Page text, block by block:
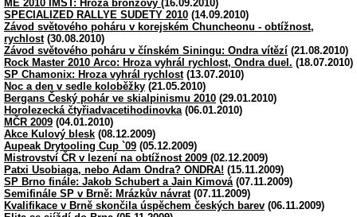
ME 2010 IMST: Hroza bronzový (16.09.2010)
SPECIALIZED RALLYE SUDETY 2010 (14.09.2010)
Závod světového poháru v korejském Chuncheonu - obtížnost,
rychlost(30.08.2010)
Závod světového poháru v čínském Siningu: Ondra vítězí (21.08.2010)
Rock Master 2010 Arco: Hroza vyhrál rychlost, Ondra duel. (18.07.2010)
SP Chamonix: Hroza vyhrál rychlost(13.07.2010)
Noc a den v sedle koloběžky (21.05.2010)
Bergans Český pohár ve skialpinismu 2010 (29.01.2010)
Horolezecká čtyřiadvacetihodinovka(06.01.2010)
MČR 2009 (04.01.2010)
Akce Kulový blesk (08.12.2009)
Aupeak Drytooling Cup `09 (05.12.2009)
Mistrovství ČR v lezení na obtížnost 2009 (02.12.2009)
Patxi Usobiaga, nebo Adam Ondra? ONDRA! (15.11.2009)
SP Brno finále: Jakob Schubert a Jain Kimová(07.11.2009)
Semifinále SP v Brně: Mrázkův návrat(07.11.2009)
Kvalifikace v Brně skončila úspěchem českých barev (06.11.2009)